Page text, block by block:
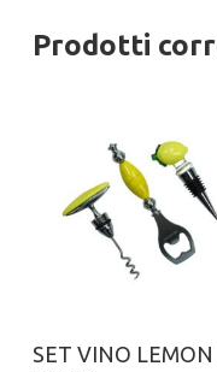
Prodotti
Aggiungi al
SET VINO LEMON